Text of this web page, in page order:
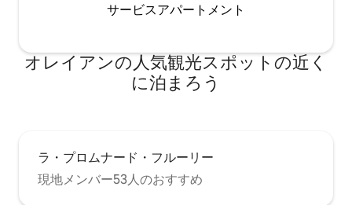
サービスアパートメント
オレイアンの人気観光スポットの近く
に泊まろう
ラ・プロムナード・フルーリー
現地メンバー53人のおすすめ